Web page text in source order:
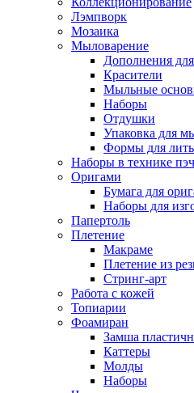
Лэмпворк
Мозаика
Мыловарение
Дополнения
Красители
Мыльные
Наборы
Отдушки
Упаковка для
Формы для
Наборы в технике
Оригами
Бумага для
Наборы для
Папертоль
Плетение
Макраме
Плетение из
Стринг-арт
Работа с кожей
Топиарии
Фоамиран
Замша
Каттеры
Молды
Наборы